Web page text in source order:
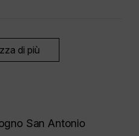
di più
San Antonio